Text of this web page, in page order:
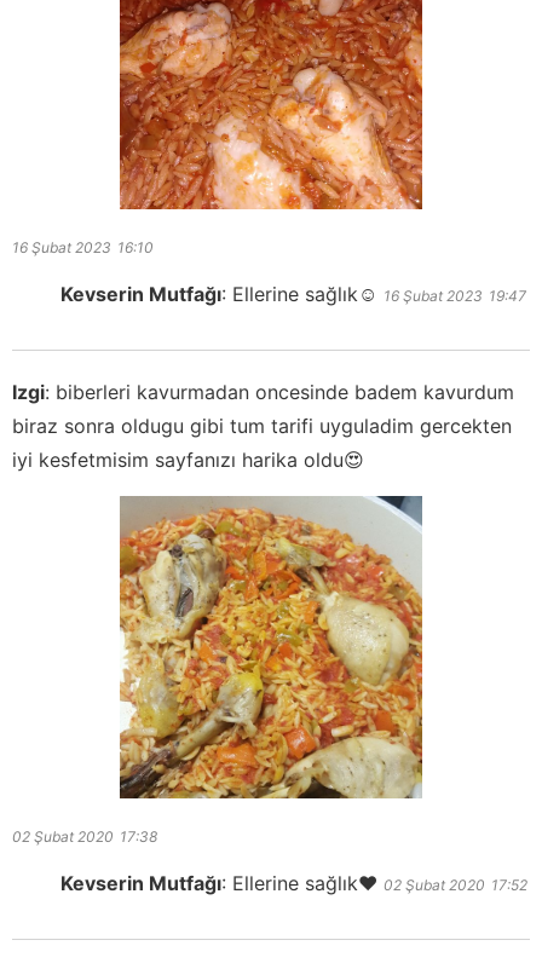
16 Şubat 2023 16:10
Kevserin Mutfağı: Ellerine sağlık☺️ 16 Şubat 2023 19:47
Izgi: biberleri kavurmadan oncesinde badem kavurdum
biraz sonra oldugu gibi tum tarifi uyguladim gercekten
iyi kesfetmisim sayfanızı harika oldu😍
02 Şubat 2020 17:38
Kevserin Mutfağı: Ellerine sağlık❤️ 02 Şubat 2020 17:52